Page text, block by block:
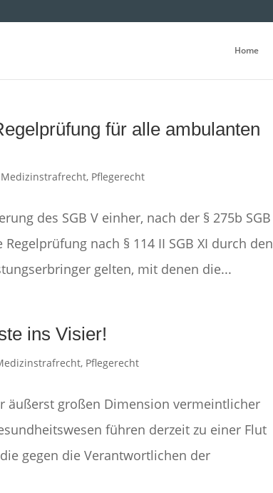
Home
für alle ambulanten
Medizinstrafrecht, Pflegerecht
des SGB V einher, nach der § 275b SGB
nach § 114 II SGB XI durch den
gelten, mit denen die...
ins Visier!
, Pflegerecht
äußerst großen Dimension vermeintlicher
führen derzeit zu einer Flut
gegen die Verantwortlichen der